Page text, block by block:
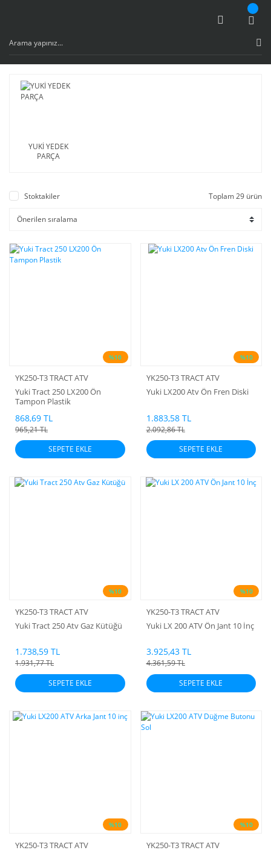
YUKİ YEDEK
PARÇA
Stoktakiler Toplam 29 ürün
%10
YK250-T3 TRACT ATV
Yuki Tract 250 LX200 Ön
Tampon Plastik
868,69 TL
965,21 TL
SEPETE EKLE
%10
YK250-T3 TRACT ATV
Yuki LX200 Atv Ön Fren Diski
1.883,58 TL
2.092,86 TL
SEPETE EKLE
%10
YK250-T3 TRACT ATV
Yuki Tract 250 Atv Gaz Kütüğü
1.738,59 TL
1.931,77 TL
SEPETE EKLE
%10
YK250-T3 TRACT ATV
Yuki LX 200 ATV Ön Jant 10 İnç
3.925,43 TL
4.361,59 TL
SEPETE EKLE
%10
YK250-T3 TRACT ATV
%10
YK250-T3 TRACT ATV